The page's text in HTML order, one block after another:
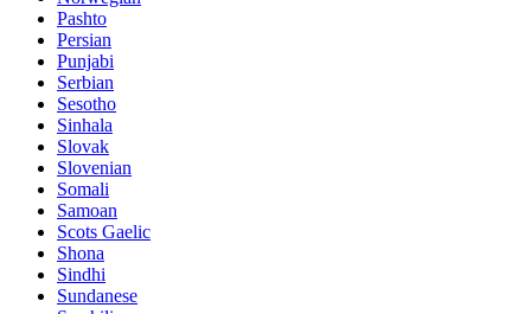
Pashto
Persian
Punjabi
Serbian
Sesotho
Sinhala
Slovak
Slovenian
Somali
Samoan
Scots Gaelic
Shona
Sindhi
Sundanese